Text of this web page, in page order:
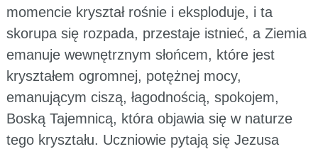
momencie kryształ rośnie i eksploduje, i ta
skorupa się rozpada, przestaje istnieć, a Ziemia
emanuje wewnętrznym słońcem, które jest
kryształem ogromnej, potężnej mocy,
emanującym ciszą, łagodnością, spokojem,
Boską Tajemnicą, która objawia się w naturze
tego kryształu. Uczniowie pytają się Jezusa